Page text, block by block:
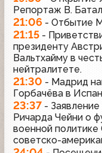
Репортаж В.
21:06 - Отбытие
21:15 -
президенту
Вальтхайму в
нейтралитете.
21:30 - Мадрид
Горбачёва в
23:37 -
Ричарда Чейни о
военной
советско-